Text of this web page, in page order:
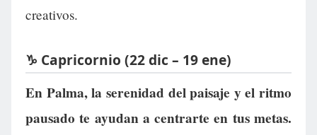
creativos.
♑ Capricornio (22 dic – 19 ene)
En Palma, la serenidad del paisaje y el ritmo
pausado te ayudan a centrarte en tus metas.